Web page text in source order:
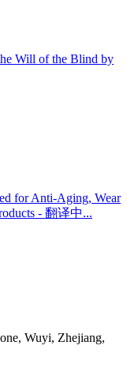
Will of the Blind by
for Anti-Aging, Wear
- 翻译中...
Wuyi, Zhejiang,